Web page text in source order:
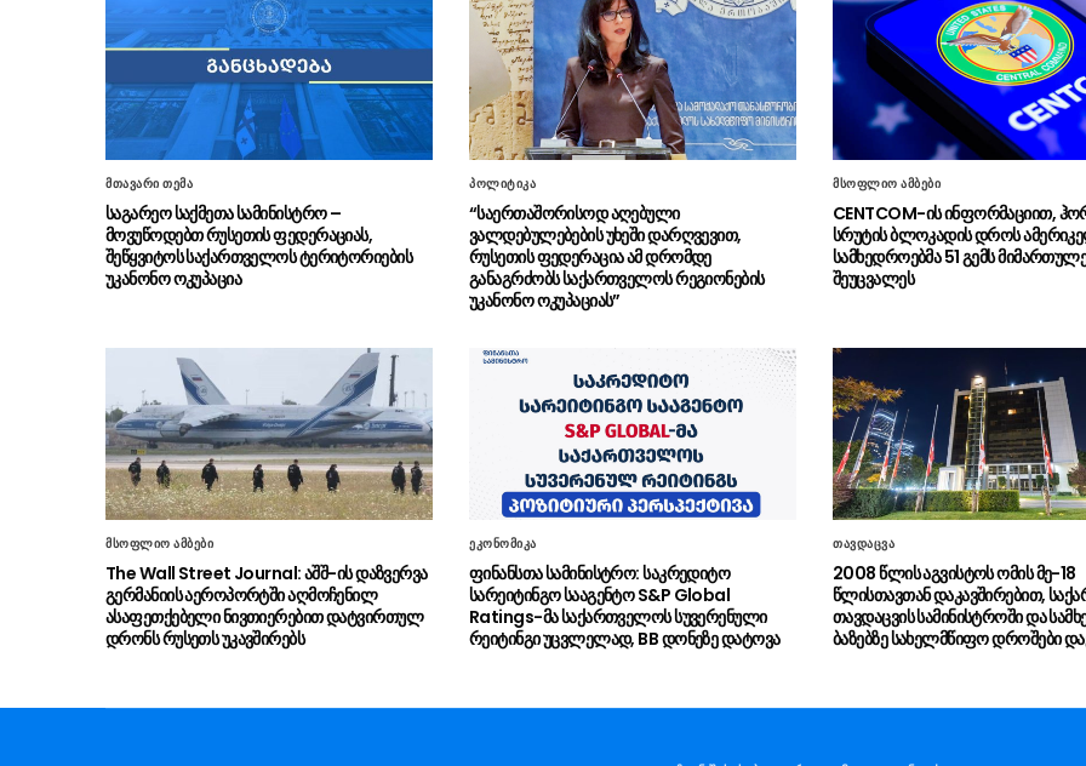
მთავარი თემა
საგარეო საქმეთა სამინისტრო –
მოვუწოდებთ რუსეთის ფედერაციას,
შეწყვიტოს საქართველოს ტერიტორიების
უკანონო ოკუპაცია
პოლიტიკა
“საერთაშორისოდ აღებული
ვალდებულებების უხეში დარღვევით,
რუსეთის ფედერაცია ამ დრომდე
განაგრძობს საქართველოს რეგიონების
უკანონო ოკუპაციას”
მსოფლიო ამბები
CENTCOM-ის ინფორმაციით,
სრუტის ბლოკადის დროს
სამხედროებმა 51 გემს
შეუცვალეს
მსოფლიო ამბები
The Wall Street Journal: აშშ-ის დაზვერვა
გერმანიის აეროპორტში აღმოჩენილ
ასაფეთქებელი ნივთიერებით დატვირთულ
დრონს რუსეთს უკავშირებს
ეკონომიკა
ფინანსთა სამინისტრო: საკრედიტო
სარეიტინგო სააგენტო S&P Global
Ratings-მა საქართველოს სუვერენული
რეიტინგი უცვლელად, BB დონეზე დატოვა
თავდაცვა
2008 წლის აგვისტოს ომის მე-18
წლისთავთან დაკავშირებით,
თავდაცვის სამინისტროში და
ბაზებზე სახელმწიფო დროშები